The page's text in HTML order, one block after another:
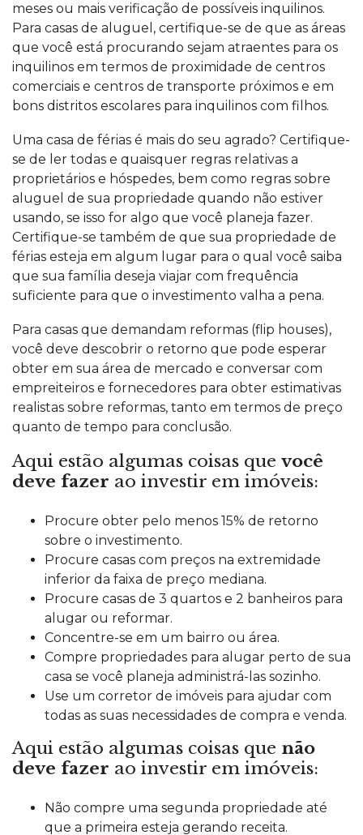
meses ou mais verificação de possíveis inquilinos.
Para casas de aluguel, certifique-se de que as áreas
que você está procurando sejam atraentes para os
inquilinos em termos de proximidade de centros
comerciais e centros de transporte próximos e em
bons distritos escolares para inquilinos com filhos.
Uma casa de férias é mais do seu agrado? Certifique-
se de ler todas e quaisquer regras relativas a
proprietários e hóspedes, bem como regras sobre
aluguel de sua propriedade quando não estiver
usando, se isso for algo que você planeja fazer.
Certifique-se também de que sua propriedade de
férias esteja em algum lugar para o qual você saiba
que sua família deseja viajar com frequência
suficiente para que o investimento valha a pena.
Para casas que demandam reformas (flip houses),
você deve descobrir o retorno que pode esperar
obter em sua área de mercado e conversar com
empreiteiros e fornecedores para obter estimativas
realistas sobre reformas, tanto em termos de preço
quanto de tempo para conclusão.
Aqui estão algumas coisas que você
deve fazer ao investir em imóveis:
Procure obter pelo menos 15% de retorno
sobre o investimento.
Procure casas com preços na extremidade
inferior da faixa de preço mediana.
Procure casas de 3 quartos e 2 banheiros para
alugar ou reformar.
Concentre-se em um bairro ou área.
Compre propriedades para alugar perto de sua
casa se você planeja administrá-las sozinho.
Use um corretor de imóveis para ajudar com
todas as suas necessidades de compra e venda.
Aqui estão algumas coisas que não
deve fazer ao investir em imóveis:
Não compre uma segunda propriedade até
que a primeira esteja gerando receita.